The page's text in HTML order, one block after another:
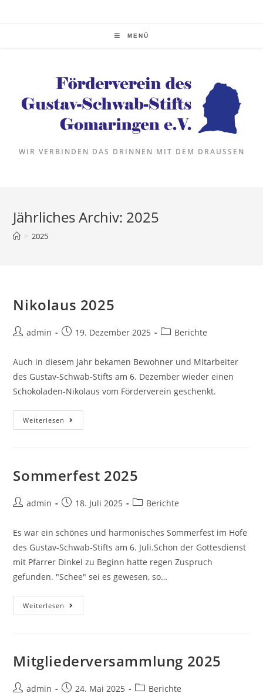
MENÜ
WIR VERBINDEN DAS DRINNEN MIT DEM DRAUSSEN
Jährliches Archiv: 2025
> 2025
Nikolaus 2025
Beitrags-
admin
Beitrag19. Dezember 2025
Beitrags-
Berichte
Auch in diesem Jahr bekamen Bewohner und Mitarbeiter
des Gustav-Schwab-Stifts am 6. Dezember wieder einen
Schokoladen-Nikolaus vom Förderverein geschenkt.
Weiterlesen Nikolaus
2025
Sommerfest 2025
Beitrags-
admin
Beitrag18. Juli 2025
Beitrags-
Berichte
Es war ein schönes und harmonisches Sommerfest im Hofe
des Gustav-Schwab-Stifts am 6. Juli.Schon der Gottesdienst
mit Pfarrer Dinkel zu Beginn hatte regen Zuspruch
gefunden. "Schee" sei es gewesen, so…
Weiterlesen Sommerfest
2025
Mitgliederversammlung 2025
Beitrags-
admin
Beitrag24. Mai 2025
Beitrags-
Berichte